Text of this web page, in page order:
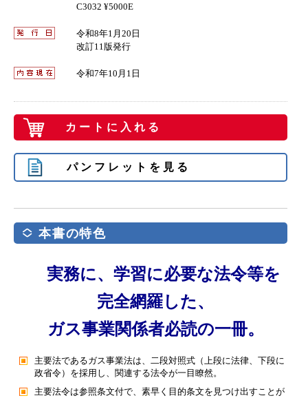
C3032 ¥5000E
令和8年1月20日
改訂11版発行
令和7年10月1日
カートに入れる
パンフレットを見る
本書の特色
実務に、学習に必要な法令等を
完全網羅した、
ガス事業関係者必読の一冊。
主要法であるガス事業法は、二段対照式（上段に法律、下段に
政省令）を採用し、関連する法令が一目瞭然。
主要法令は参照条文付で、素早く目的条文を見つけ出すことが